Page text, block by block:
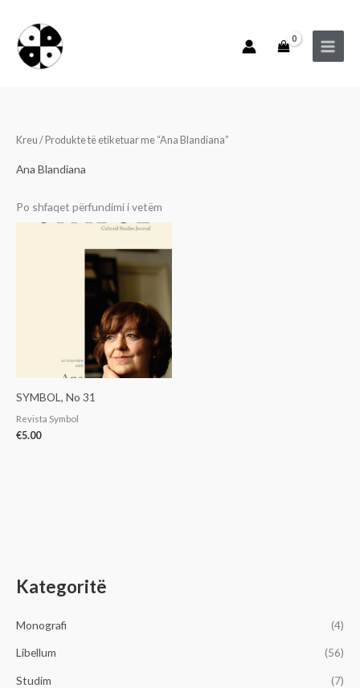
content
Kategoritë
Monografi (4)
Libellum (56)
Studim (7)
Kreu / Produkte të etiketuar me “Ana Blandiana”
Ana Blandiana
Po shfaqet përfundimi i vetëm
SYMBOL, No 31
Revista Symbol
€5.00